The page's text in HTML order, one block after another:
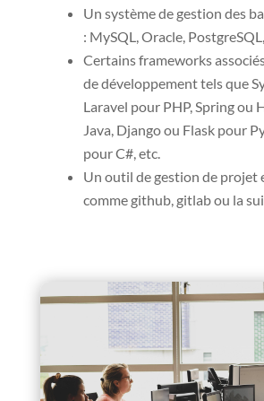
Un système de gestion des
: MySQL, Oracle,
Certains frameworks
de développement tels que
Laravel pour PHP, Spring ou
Java, Django ou Flask pour
pour C#, etc.
Un outil de gestion de projet
comme github, gitlab ou la